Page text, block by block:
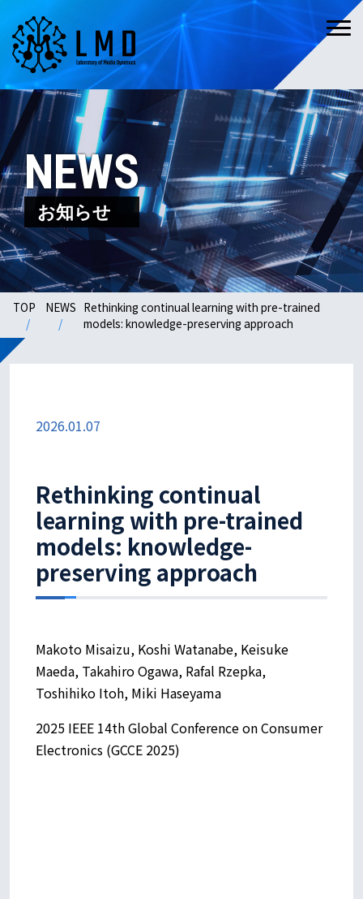
NEWS
お知らせ
TOP NEWS Rethinking continual learning with pre-trained
models: knowledge-preserving approach
2026.01.07
Rethinking continual
learning with pre-trained
models: knowledge-
preserving approach
Makoto Misaizu, Koshi Watanabe, Keisuke
Maeda, Takahiro Ogawa, Rafal Rzepka,
Toshihiko Itoh, Miki Haseyama
2025 IEEE 14th Global Conference on Consumer
Electronics (GCCE 2025)